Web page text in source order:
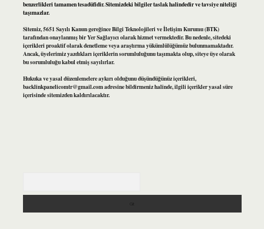
benzerlikleri tamamen tesadüfidir. Sitemizdeki bilgiler taslak halindedir ve tavsiye niteliği
taşımazlar.
Sitemiz, 5651 Sayılı Kanun gereğince Bilgi Teknolojileri ve İletişim Kurumu (BTK)
tarafından onaylanmış bir Yer Sağlayıcı olarak hizmet vermektedir. Bu nedenle, sitedeki
içerikleri proaktif olarak denetleme veya araştırma yükümlülüğümüz bulunmamaktadır.
Ancak, üyelerimiz yazdıkları içeriklerin sorumluluğunu taşımakta olup, siteye üye olarak
bu sorumluluğu kabul etmiş sayılırlar.
Hukuka ve yasal düzenlemelere aykırı olduğunu düşündüğünüz içerikleri,
backlinkpanelicomtr@gmail.comadresine bildirmeniz halinde, ilgili içerikler yasal süre
içerisinde sitemizden kaldırılacaktır.